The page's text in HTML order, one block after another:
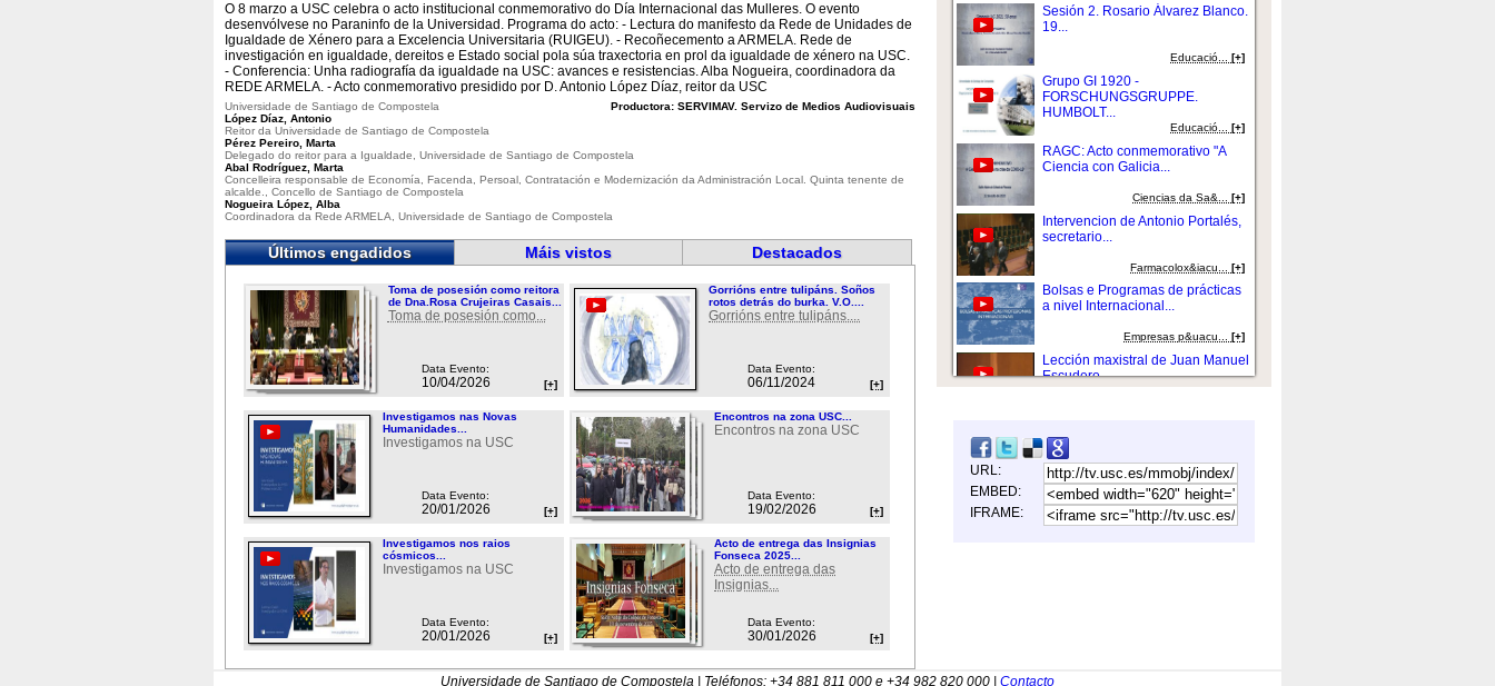
O 8 marzo a USC celebra o acto institucional conmemorativo do Día Internacional das Mulleres. O evento
desenvólvese no Paraninfo de la Universidad. Programa do acto: - Lectura do manifesto da Rede de Unidades de
Igualdade de Xénero para a Excelencia Universitaria (RUIGEU). - Recoñecemento a ARMELA. Rede de
investigación en igualdade, dereitos e Estado social pola súa traxectoria en prol da igualdade de xénero na USC.
- Conferencia: Unha radiografía da igualdade na USC: avances e resistencias. Alba Nogueira, coordinadora da
REDE ARMELA. - Acto conmemorativo presidido por D. Antonio López Díaz, reitor da USC
Productora: SERVIMAV. Servizo de Medios Audiovisuais
Universidade de Santiago de Compostela
López Díaz, Antonio
Reitor da Universidade de Santiago de Compostela
Pérez Pereiro, Marta
Delegado do reitor para a Igualdade, Universidade de Santiago de Compostela
Abal Rodríguez, Marta
Concelleira responsable de Economía, Facenda, Persoal, Contratación e Modernización da Administración Local. Quinta tenente de
alcalde., Concello de Santiago de Compostela
Nogueira López, Alba
Coordinadora da Rede ARMELA, Universidade de Santiago de Compostela
Últimos engadidos Máis vistos Destacados
Toma de posesión como reitora
de Dna.Rosa Crujeiras Casais...
Toma de posesión como...
Data Evento:
10/04/2026 [+]
Gorrións entre tulipáns. Soños
rotos detrás do burka. V.O....
Gorrións entre tulipáns....
Data Evento:
06/11/2024 [+]
Investigamos nas Novas
Humanidades...
Investigamos na USC
Data Evento:
20/01/2026 [+]
Encontros na zona USC...
Encontros na zona USC
Data Evento:
19/02/2026 [+]
Investigamos nos raios
cósmicos...
Investigamos na USC
Data Evento:
20/01/2026 [+]
Acto de entrega das Insignias
Fonseca 2025...
Acto de entrega das
Insignias...
Data Evento:
30/01/2026 [+]
Sesión 2. Rosario Álvarez Blanco.
19...
Educació... [+]
Grupo GI 1920 -
FORSCHUNGSGRUPPE.
HUMBOLT...
Educació...[+]
RAGC: Acto conmemorativo "A
Ciencia con Galicia...
Ciencias da Sa&...[+]
Intervencion de Antonio Portalés,
secretario...
Farmacolox&iacu...[+]
Bolsas e Programas de prácticas
a nivel Internacional...
Empresas p&uacu...[+]
Lección maxistral de Juan Manuel
Escudero....
...
Lexislaci&oacut...[+]
Acto Institucional do Día das
Letras Galegas...
URL:
EMBED:
IFRAME:
Universidade de Santiago de Compostela | Teléfonos: +34 881 811 000 e +34 982 820 000 | Contacto